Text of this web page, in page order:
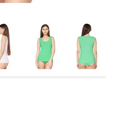
Предпросмотр
фотографий